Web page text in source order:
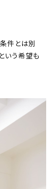
件とは別
いう希望も